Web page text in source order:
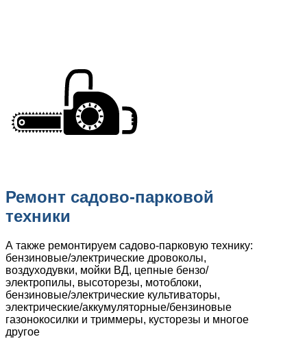
Ремонт садово-парковой
техники
А также ремонтируем садово-парковую технику:
бензиновые/электрические дровоколы,
воздуходувки, мойки ВД, цепные бензо/
электропилы, высоторезы, мотоблоки,
бензиновые/электрические культиваторы,
электрические/аккумуляторные/бензиновые
газонокосилки и триммеры, кусторезы и многое
другое